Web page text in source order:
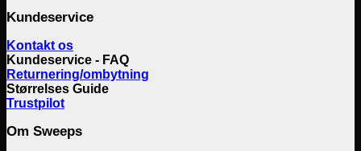
Kundeservice
Kontakt os
Kundeservice - FAQ
Returnering/ombytning
Størrelses Guide
Trustpilot
Om Sweeps